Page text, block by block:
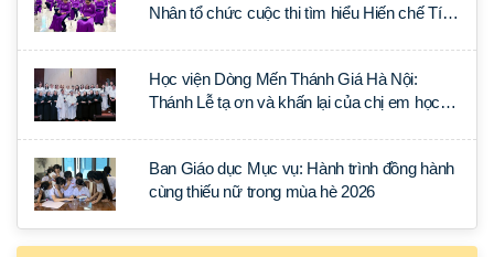
Nhân tổ chức cuộc thi tìm hiểu Hiến chế Tín
Học viện Dòng Mến Thánh Giá Hà Nội:
Thánh Lễ tạ ơn và khấn lại của chị em học
Ban Giáo dục Mục vụ: Hành trình đồng hành
cùng thiếu nữ trong mùa hè 2026